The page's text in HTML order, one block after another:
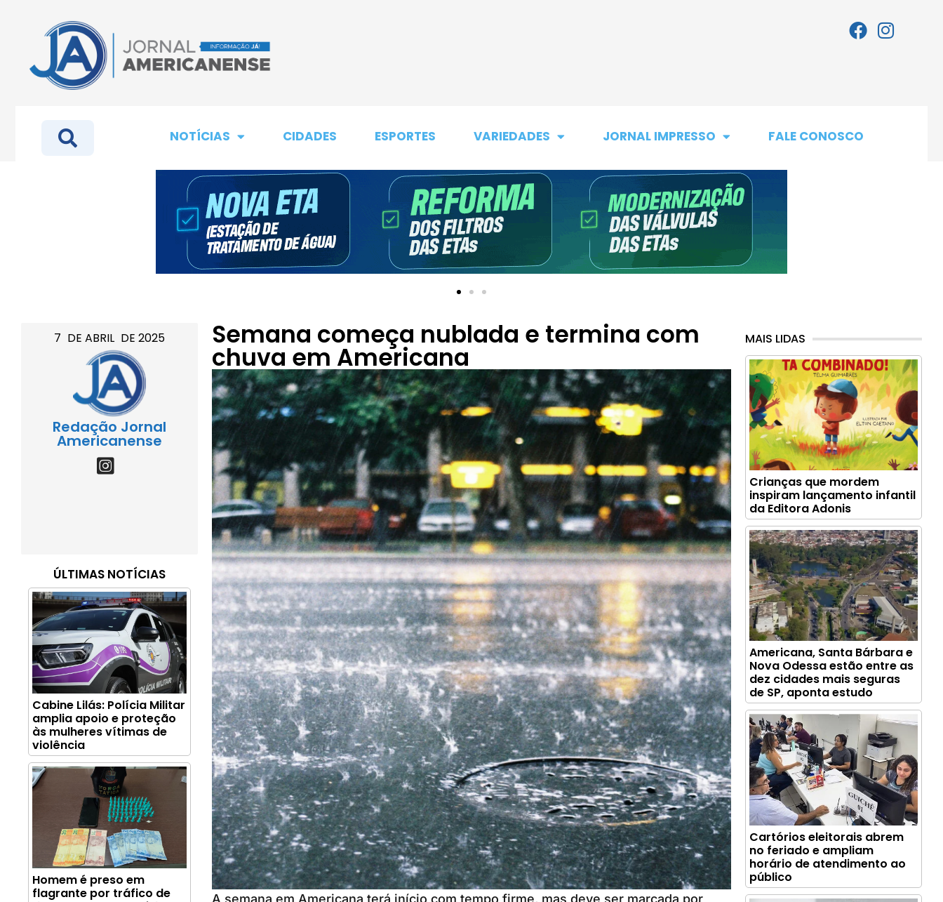
NOTÍCIAS CIDADES ESPORTES VARIEDADES JORNAL IMPRESSO FALE CONOSCO
7 DE ABRIL DE 2025
Redação Jornal
Americanense
ÚLTIMAS NOTÍCIAS
Cabine Lilás: Polícia Militar
amplia apoio e proteção
às mulheres vítimas de
violência
Homem é preso em
flagrante por tráfico de
Semana começa nublada e termina com
chuva em Americana
A semana em Americana terá início com tempo firme, mas deve ser marcada por
MAIS LIDAS
Crianças que mordem
inspiram lançamento infantil
da Editora Adonis
Americana, Santa Bárbara e
Nova Odessa estão entre as
dez cidades mais seguras
de SP, aponta estudo
Cartórios eleitorais abrem
no feriado e ampliam
horário de atendimento ao
público